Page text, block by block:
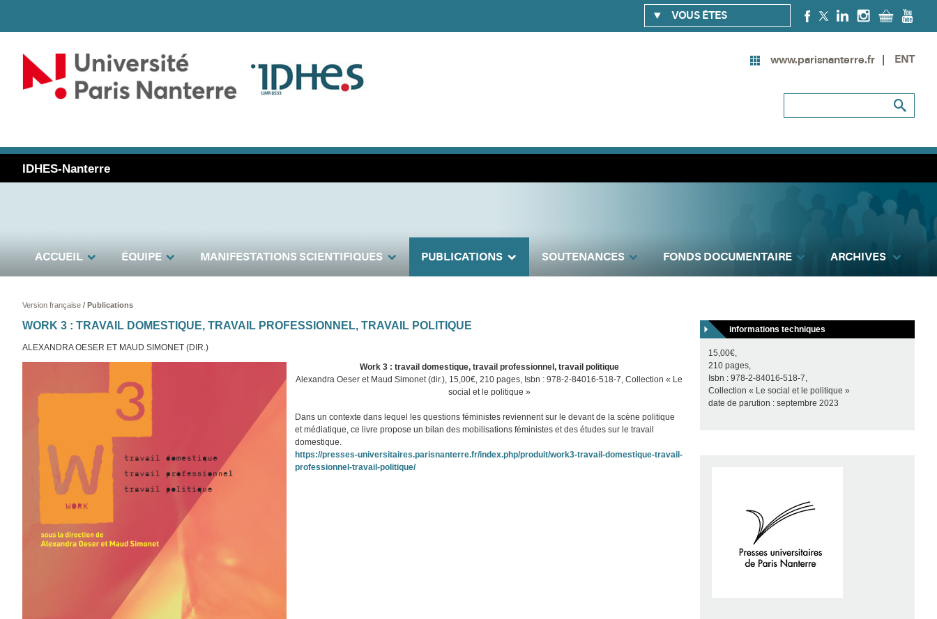
VOUS ÊTES
www.parisnanterre.fr ENT
IDHES-Nanterre
ACCUEIL ÉQUIPE MANIFESTATIONS SCIENTIFIQUES PUBLICATIONS SOUTENANCES FONDS DOCUMENTAIRE ARCHIVES
Version française/ Publications
WORK 3 : TRAVAIL DOMESTIQUE, TRAVAIL PROFESSIONNEL, TRAVAIL POLITIQUE
ALEXANDRA OESER ET MAUD SIMONET (DIR.)
Work 3 : travail domestique, travail professionnel, travail politique
Alexandra Oeser et Maud Simonet (dir.), 15,00€, 210 pages, Isbn : 978-2-84016-518-7, Collection « Le
social et le politique »
Dans un contexte dans lequel les questions féministes reviennent sur le devant de la scène politique
et médiatique, ce livre propose un bilan des mobilisations féministes et des études sur le travail
domestique.
https://presses-universitaires.parisnanterre.fr/index.php/produit/work3-travail-domestique-travail-
professionnel-travail-politique/
informations techniques
15,00€,
210 pages,
Isbn : 978-2-84016-518-7,
Collection « Le social et le politique »
date de parution : septembre 2023